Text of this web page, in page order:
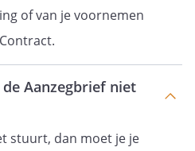
of van je voornemen
Aanzegbrief niet
stuurt, dan moet je je